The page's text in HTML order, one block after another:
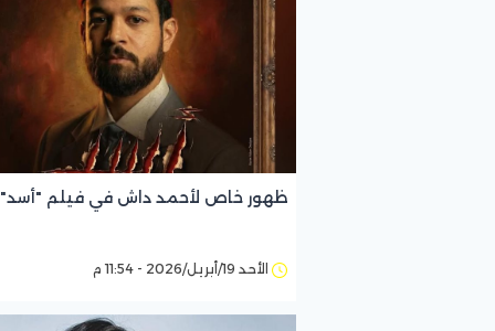
ظهور خاص لأحمد داش في فيلم "أسد"
الأحد 19/أبريل/2026 - 11:54 م